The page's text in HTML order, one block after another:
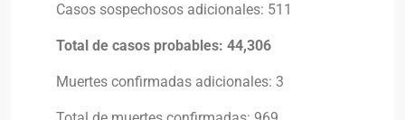
Casos sospechosos adicionales: 511
Total de casos probables: 44,306
Muertes confirmadas adicionales: 3